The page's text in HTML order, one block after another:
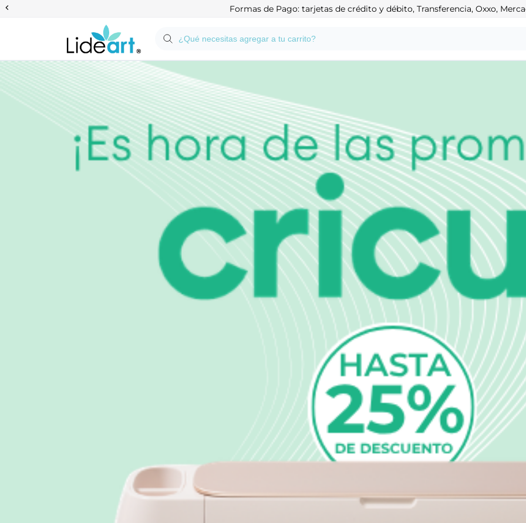
Anterior Formas de Pago: tarjetas de crédito y débito, Transferencia, Oxxo,